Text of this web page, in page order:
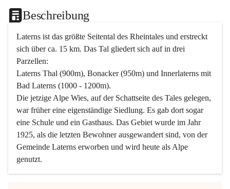
Beschreibung
Laterns ist das größte Seitental des Rheintales und erstreckt
sich über ca. 15 km. Das Tal gliedert sich auf in drei
Parzellen:
Laterns Thal (900m), Bonacker (950m) und Innerlaterns mit
Bad Laterns (1000 - 1200m).
Die jetzige Alpe Wies, auf der Schattseite des Tales gelegen,
war früher eine eigenständige Siedlung. Es gab dort sogar
eine Schule und ein Gasthaus. Das Gebiet wurde im Jahr
1925, als die letzten Bewohner ausgewandert sind, von der
Gemeinde Laterns erworben und wird heute als Alpe
genutzt.